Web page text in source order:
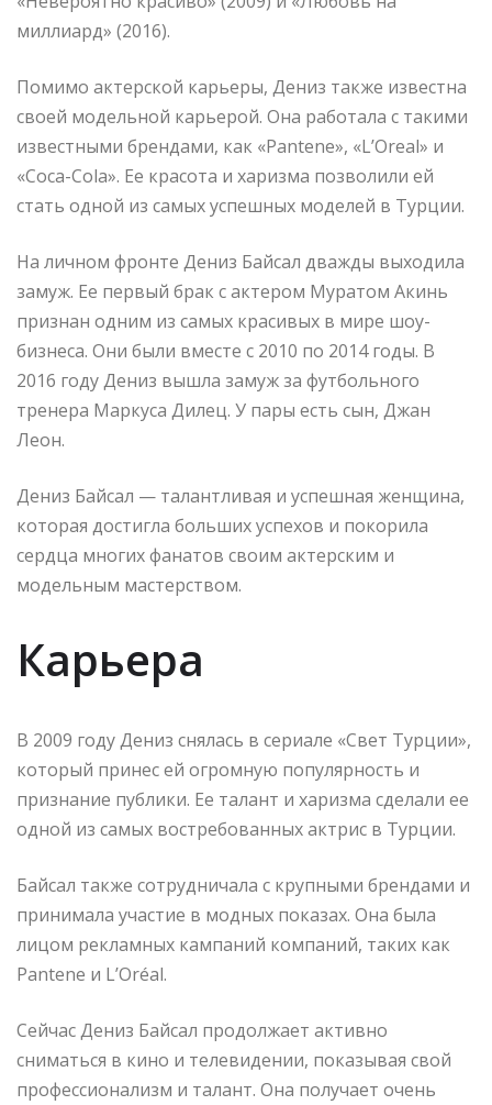
миллиард» (2016).
Помимо актерской карьеры, Дениз также известна
своей модельной карьерой. Она работала с такими
известными брендами, как «Pantene», «L’Oreal» и
«Coca-Cola». Ее красота и харизма позволили ей
стать одной из самых успешных моделей в Турции.
На личном фронте Дениз Байсал дважды выходила
замуж. Ее первый брак с актером Муратом Акинь
признан одним из самых красивых в мире шоу-
бизнеса. Они были вместе с 2010 по 2014 годы. В
2016 году Дениз вышла замуж за футбольного
тренера Маркуса Дилец. У пары есть сын, Джан
Леон.
Дениз Байсал — талантливая и успешная женщина,
которая достигла больших успехов и покорила
сердца многих фанатов своим актерским и
модельным мастерством.
Карьера
В 2009 году Дениз снялась в сериале «Свет Турции»,
который принес ей огромную популярность и
признание публики. Ее талант и харизма сделали ее
одной из самых востребованных актрис в Турции.
Байсал также сотрудничала с крупными брендами и
принимала участие в модных показах. Она была
лицом рекламных кампаний компаний, таких как
Pantene и L’Oréal.
Сейчас Дениз Байсал продолжает активно
сниматься в кино и телевидении, показывая свой
профессионализм и талант. Она получает очень